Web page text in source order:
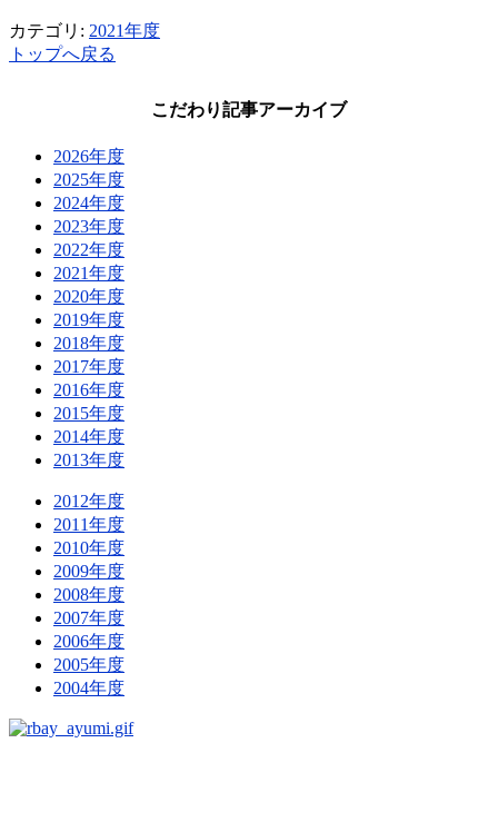
カテゴリ: 2021年度
トップへ戻る
こだわり記事アーカイブ
2026年度
2025年度
2024年度
2023年度
2022年度
2021年度
2020年度
2019年度
2018年度
2017年度
2016年度
2015年度
2014年度
2013年度
2012年度
2011年度
2010年度
2009年度
2008年度
2007年度
2006年度
2005年度
2004年度